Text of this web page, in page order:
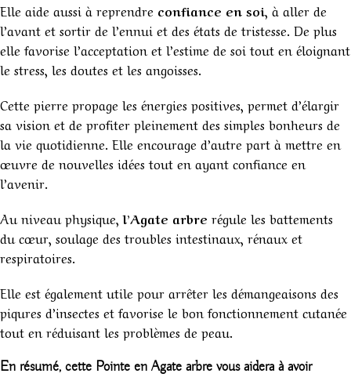
Elle aide aussi à reprendre confiance en soi, à aller de
l’avant et sortir de l’ennui et des états de tristesse. De plus
elle favorise l’acceptation et l’estime de soi tout en éloignant
le stress, les doutes et les angoisses.
Cette pierre propage les énergies positives, permet d’élargir
sa vision et de profiter pleinement des simples bonheurs de
la vie quotidienne. Elle encourage d’autre part à mettre en
œuvre de nouvelles idées tout en ayant confiance en
l’avenir.
Au niveau physique,l’Agate arbre régule les battements
du cœur, soulage des troubles intestinaux, rénaux et
respiratoires.
Elle est également utile pour arrêter les démangeaisons des
piqures d’insectes et favorise le bon fonctionnement cutanée
tout en réduisant les problèmes de peau.
En résumé, cette Pointe en Agate arbre vous aidera à avoir